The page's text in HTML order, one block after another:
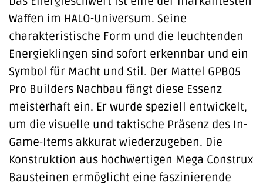
Waffen im HALO-Universum. Seine
charakteristische Form und die leuchtenden
Energieklingen sind sofort erkennbar und ein
Symbol für Macht und Stil. Der Mattel GPB05
Pro Builders Nachbau fängt diese Essenz
meisterhaft ein. Er wurde speziell entwickelt,
um die visuelle und taktische Präsenz des In-
Game-Items akkurat wiederzugeben. Die
Konstruktion aus hochwertigen Mega Construx
Bausteinen ermöglicht eine faszinierende